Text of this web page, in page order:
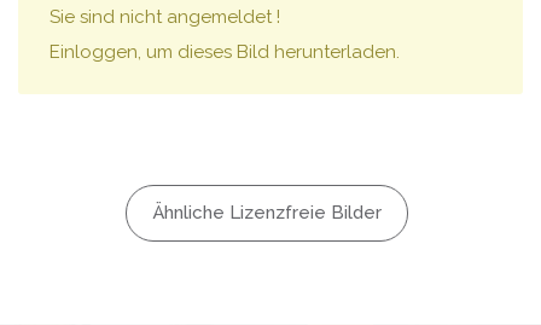
Sie sind nicht angemeldet !
Einloggen, um dieses Bild herunterladen.
Ähnliche Lizenzfreie Bilder